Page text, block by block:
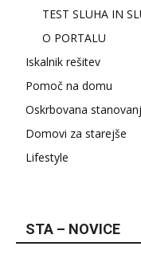
TEST SLUHA IN
O PORTALU
Iskalnik rešitev
Pomoč na domu
Oskrbovana
Domovi za starejše
Lifestyle
STA – NOVICE